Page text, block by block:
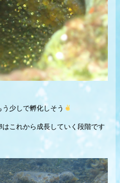
少しで孵化しそう
これから成長していく段階です